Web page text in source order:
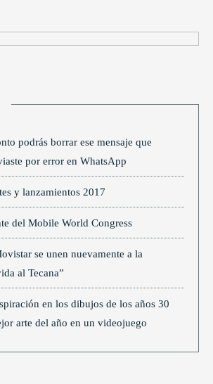
podrás borrar ese mensaje que
por error en WhatsApp
y lanzamientos 2017
del Mobile World Congress
se unen nuevamente a la
al Tecana”
en los dibujos de los años 30
arte del año en un videojuego